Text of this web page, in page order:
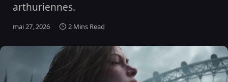
arthuriennes.
mai 27, 2026 2 Mins Read